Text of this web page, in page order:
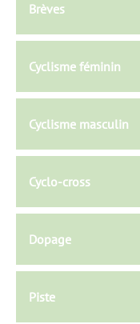
Brèves
Cyclisme féminin
Cyclisme masculin
Cyclo-cross
Dopage
Piste